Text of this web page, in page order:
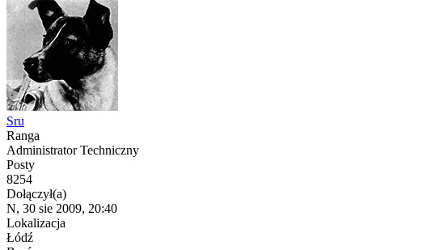
Sru
Ranga
Administrator Techniczny
Posty
8254
Dołączył(a)
N, 30 sie 2009, 20:40
Lokalizacja
Łódź